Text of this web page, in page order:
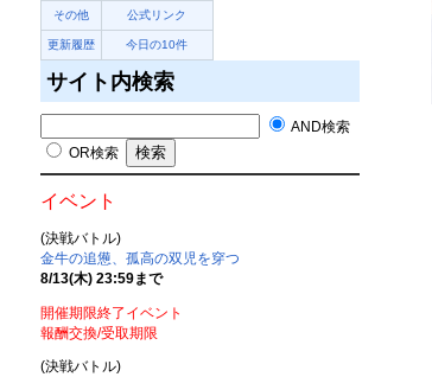
その他 公式リンク
更新履歴 今日の10件
サイト内検索
AND検索
OR検索
イベント
(決戦バトル)
金牛の追憊、孤高の双児を穿つ
8/13(木) 23:59まで
開催期限終了イベント
報酬交換/受取期限
(決戦バトル)